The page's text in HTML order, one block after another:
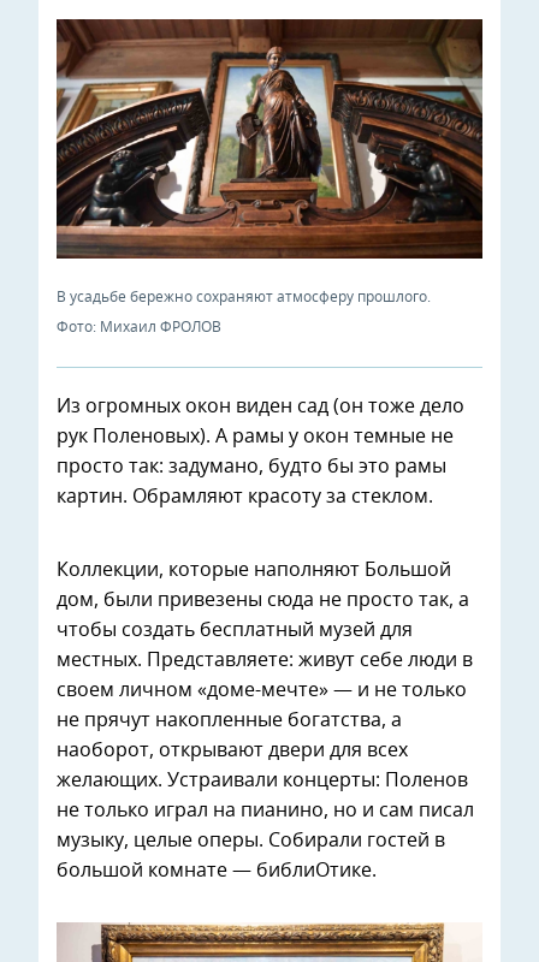
В усадьбе бережно сохраняют атмосферу прошлого.
Фото: Михаил ФРОЛОВ
Из огромных окон виден сад (он тоже дело
рук Поленовых). А рамы у окон темные не
просто так: задумано, будто бы это рамы
картин. Обрамляют красоту за стеклом.
Коллекции, которые наполняют Большой
дом, были привезены сюда не просто так, а
чтобы создать бесплатный музей для
местных. Представляете: живут себе люди в
своем личном «доме-мечте» — и не только
не прячут накопленные богатства, а
наоборот, открывают двери для всех
желающих. Устраивали концерты: Поленов
не только играл на пианино, но и сам писал
музыку, целые оперы. Собирали гостей в
большой комнате — библиОтике.